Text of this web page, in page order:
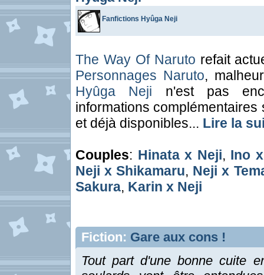
Fanfictions Hyûga Neji
The Way Of Naruto refait
Personnages Naruto,
Hyûga Neji n'est pas
informations
et déjà disponibles... Lire la
Couples: Hinata x Neji, Ino
Neji x Shikamaru, Neji x
Sakura, Karin x Neji
Fiction: Gare aux cons !
Tout part d'une bonne cuite